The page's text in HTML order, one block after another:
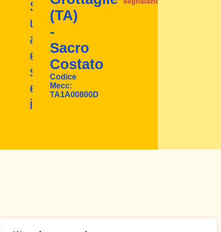
Scopri
un
ambiente
educativo
stimolante
e
inclusivo
(TA)
-
Sacro
Costato
Codice
Mecc:
TA1A00800D